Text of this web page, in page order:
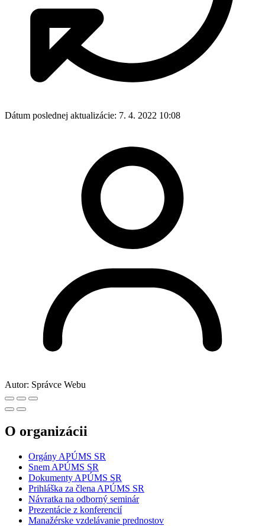
Dátum poslednej aktualizácie: 7. 4. 2022 10:08
Autor: Správce Webu
O organizácii
Orgány APÚMS SR
Snem APÚMS SR
Dokumenty APÚMS SR
Prihláška za člena APÚMS SR
Návratka na odborný seminár
Prezentácie z konferencií
Manažérske vzdelávanie prednostov